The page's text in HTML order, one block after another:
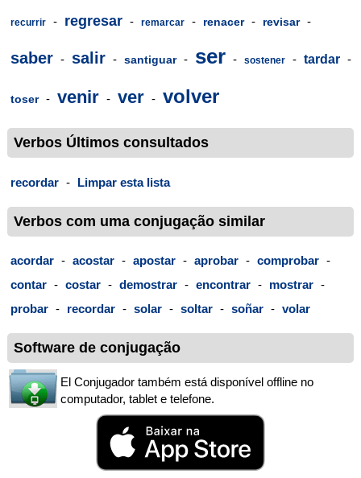
recurrir - regresar - remarcar - renacer - revisar -
saber - salir - santiguar - ser - sostener - tardar -
toser - venir - ver - volver
Verbos Últimos consultados
recordar - Limpar esta lista
Verbos com uma conjugação similar
acordar - acostar - apostar - aprobar - comprobar -
contar - costar - demostrar - encontrar - mostrar -
probar - recordar - solar - soltar - soñar - volar
Software de conjugação
El Conjugador também está disponível offline no
computador, tablet e telefone.